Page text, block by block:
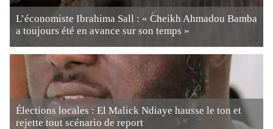
L’économiste Ibrahima Sall : « Cheikh Ahmadou Bamba
a toujours été en avance sur son temps »
Élections locales : El Malick Ndiaye hausse le ton et
rejette tout scénario de report